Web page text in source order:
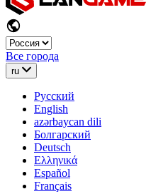
Все города
ru
Русский
English
azərbaycan dili
Болгарский
Deutsch
Ελληνικά
Español
Français